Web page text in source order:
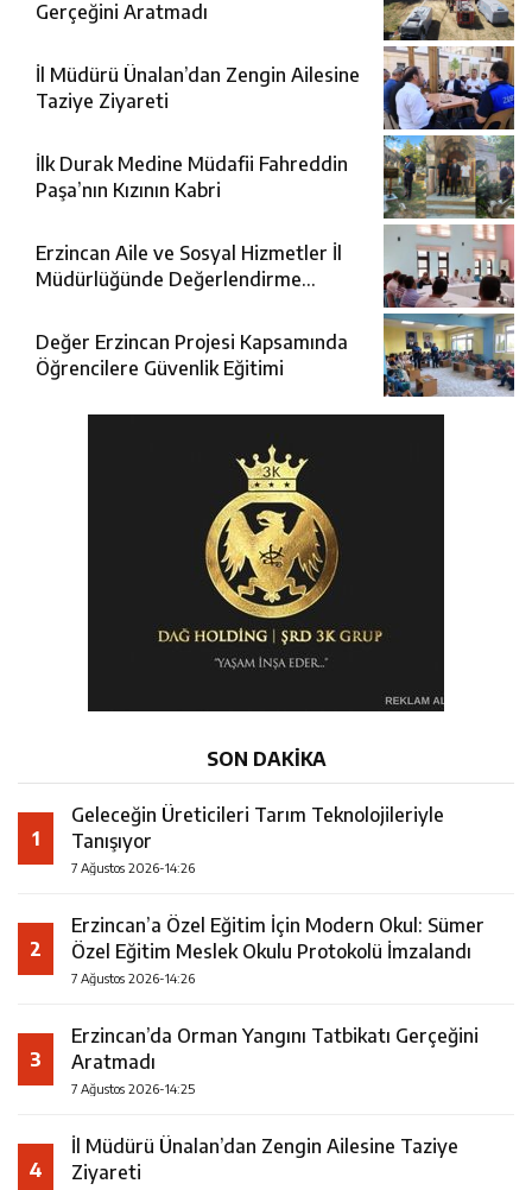
Gerçeğini Aratmadı
İl Müdürü Ünalan’dan Zengin Ailesine
Taziye Ziyareti
İlk Durak Medine Müdafii Fahreddin
Paşa’nın Kızının Kabri
Erzincan Aile ve Sosyal Hizmetler İl
Müdürlüğünde Değerlendirme
Değer Erzincan Projesi Kapsamında
Öğrencilere Güvenlik Eğitimi
SON DAKİKA
1
Geleceğin Üreticileri Tarım Teknolojileriyle
Tanışıyor
7 Ağustos 2026-14:26
2
Erzincan’a Özel Eğitim İçin Modern Okul: Sümer
Özel Eğitim Meslek Okulu Protokolü İmzalandı
7 Ağustos 2026-14:26
3
Erzincan’da Orman Yangını Tatbikatı Gerçeğini
Aratmadı
7 Ağustos 2026-14:25
4
İl Müdürü Ünalan’dan Zengin Ailesine Taziye
Ziyareti